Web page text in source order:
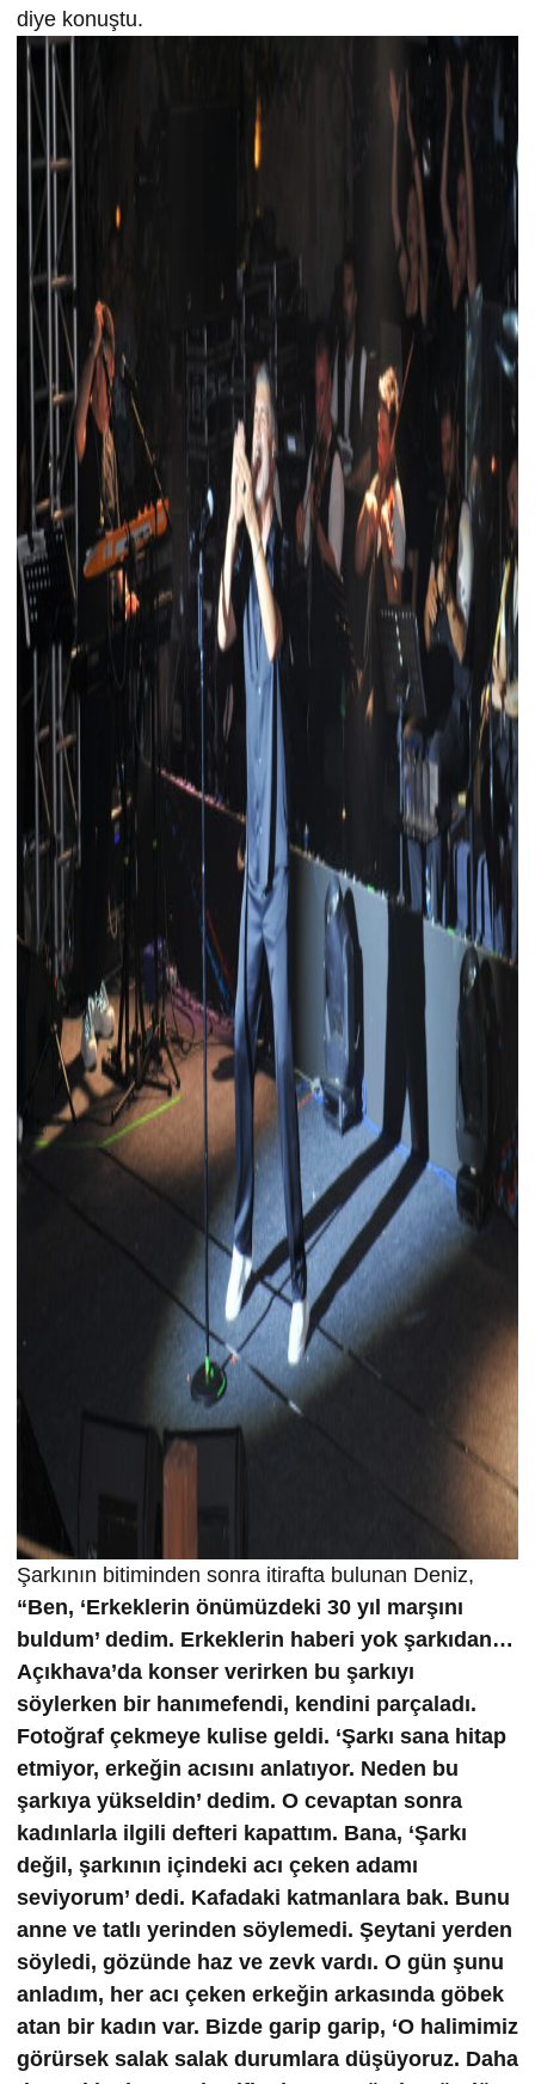
diye konuştu.
Şarkının bitiminden sonra itirafta bulunan Deniz,
“Ben, ‘Erkeklerin önümüzdeki 30 yıl marşını
buldum’ dedim. Erkeklerin haberi yok şarkıdan…
Açıkhava’da konser verirken bu şarkıyı
söylerken bir hanımefendi, kendini parçaladı.
Fotoğraf çekmeye kulise geldi. ‘Şarkı sana hitap
etmiyor, erkeğin acısını anlatıyor. Neden bu
şarkıya yükseldin’ dedim. O cevaptan sonra
kadınlarla ilgili defteri kapattım. Bana, ‘Şarkı
değil, şarkının içindeki acı çeken adamı
seviyorum’ dedi. Kafadaki katmanlara bak. Bunu
anne ve tatlı yerinden söylemedi. Şeytani yerden
söyledi, gözünde haz ve zevk vardı. O gün şunu
anladım, her acı çeken erkeğin arkasında göbek
atan bir kadın var. Bizde garip garip, ‘O halimimiz
görürsek salak salak durumlara düşüyoruz. Daha